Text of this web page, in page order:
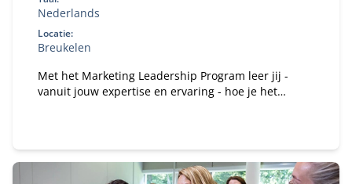
Nederlands
Locatie:
Breukelen
Met het Marketing Leadership Program leer jij -
vanuit jouw expertise en ervaring - hoe je het